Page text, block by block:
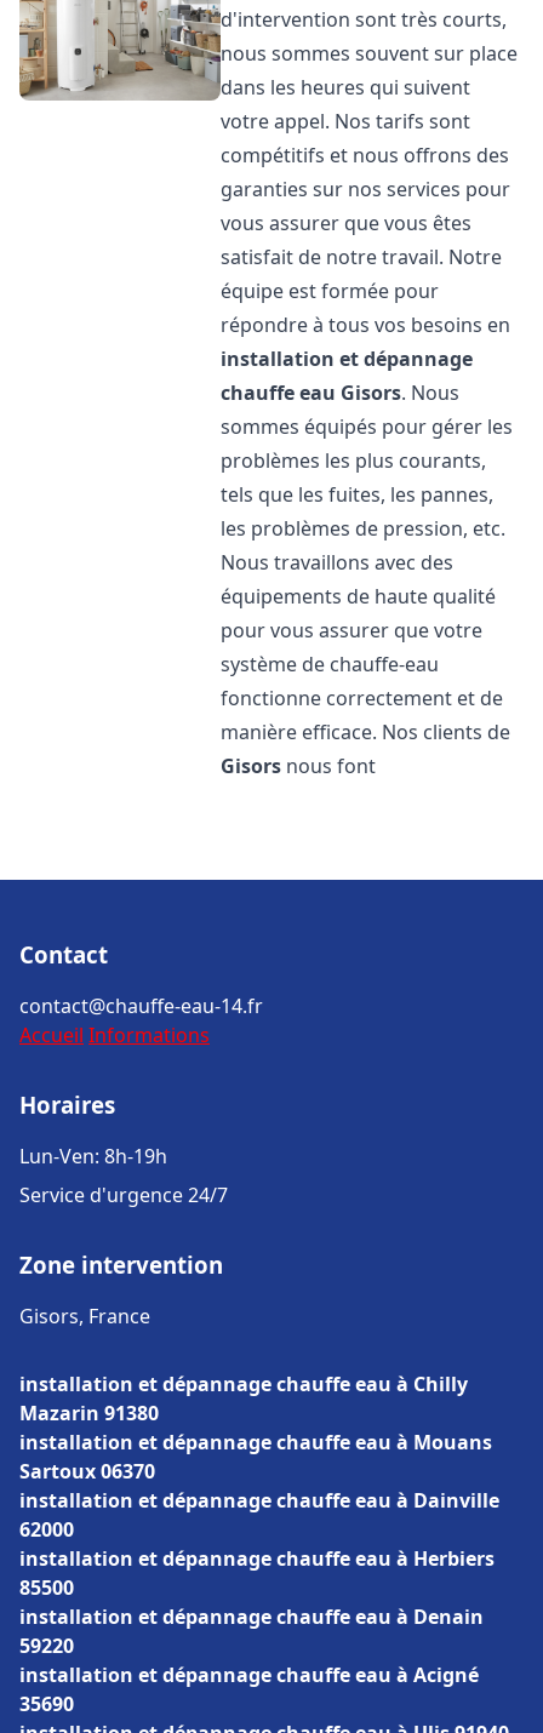
d'intervention sont très courts,
nous sommes souvent sur place
dans les heures qui suivent
votre appel. Nos tarifs sont
compétitifs et nous offrons des
garanties sur nos services pour
vous assurer que vous êtes
satisfait de notre travail. Notre
équipe est formée pour
répondre à tous vos besoins en
installation et dépannage
chauffe eau Gisors. Nous
sommes équipés pour gérer les
problèmes les plus courants,
tels que les fuites, les pannes,
les problèmes de pression, etc.
Nous travaillons avec des
équipements de haute qualité
pour vous assurer que votre
système de chauffe-eau
fonctionne correctement et de
manière efficace. Nos clients de
Gisors nous font
Contact
contact@chauffe-eau-14.fr
Accueil Informations
Horaires
Lun-Ven: 8h-19h
Service d'urgence 24/7
Zone intervention
Gisors, France
installation et dépannage chauffe eau à Chilly
Mazarin 91380
installation et dépannage chauffe eau à Mouans
Sartoux 06370
installation et dépannage chauffe eau à Dainville
62000
installation et dépannage chauffe eau à Herbiers
85500
installation et dépannage chauffe eau à Denain
59220
installation et dépannage chauffe eau à Acigné
35690